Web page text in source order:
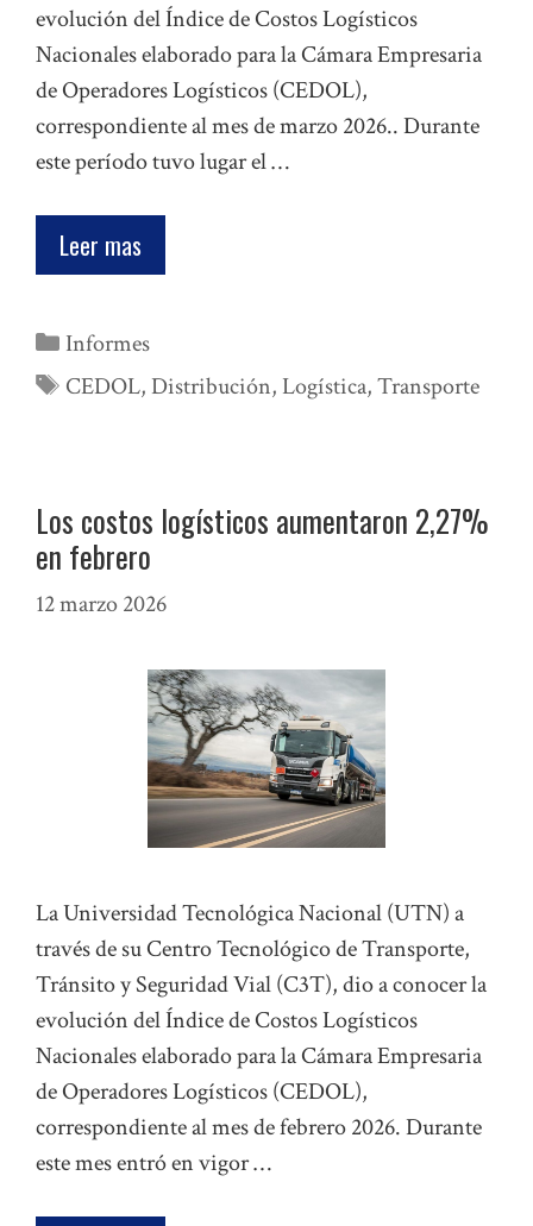
evolución del Índice de Costos Logísticos
Nacionales elaborado para la Cámara Empresaria
de Operadores Logísticos (CEDOL),
correspondiente al mes de marzo 2026.. Durante
este período tuvo lugar el …
Leer mas
Categorías
Informes
Etiquetas
CEDOL,Distribución,Logística,Transporte
Los costos logísticos aumentaron 2,27%
en febrero
12 marzo 2026
La Universidad Tecnológica Nacional (UTN) a
través de su Centro Tecnológico de Transporte,
Tránsito y Seguridad Vial (C3T), dio a conocer la
evolución del Índice de Costos Logísticos
Nacionales elaborado para la Cámara Empresaria
de Operadores Logísticos (CEDOL),
correspondiente al mes de febrero 2026. Durante
este mes entró en vigor …